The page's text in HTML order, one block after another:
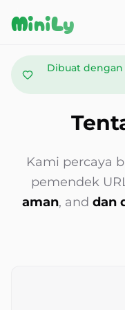
MiniLy
Dibuat
Kami percaya
pemendek
aman, and dan